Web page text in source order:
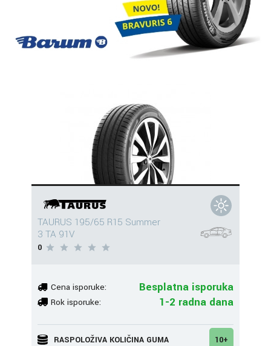
TAURUS 195/65 R15 Summer
3 TA 91V
0
Cena isporuke: Besplatna isporuka
Rok isporuke: 1-2 radna dana
RASPOLOŽIVA KOLIČINA GUMA 10+